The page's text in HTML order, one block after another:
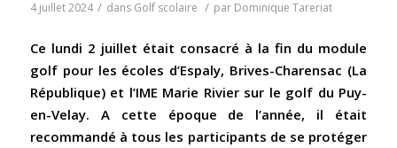
4 juillet 2024 / dans Golf scolaire / par Dominique Tareriat
Ce lundi 2 juillet était consacré à la fin du module
golf pour les écoles d’Espaly, Brives-Charensac (La
République) et l’IME Marie Rivier sur le golf du Puy-
en-Velay. A cette époque de l’année, il était
recommandé à tous les participants de se protéger